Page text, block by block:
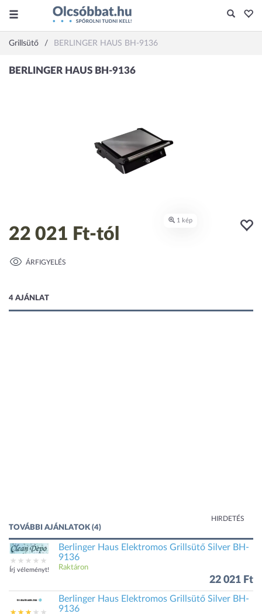
Grillsütő BERLINGER HAUS BH-9136
22 021 Ft-tól
ÁRFIGYELÉS
4 AJÁNLAT
HIRDETÉS
TOVÁBBI AJÁNLATOK (4)
Írj véleményt!
Berlinger Haus Elektromos Grillsütő Silver BH-
9136
Raktáron
22 021 Ft
Berlinger Haus Elektromos Grillsütő Silver BH-
9136